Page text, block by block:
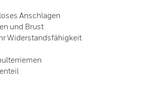
Anschlagen
und Brust
Widerstandsfähigkeit